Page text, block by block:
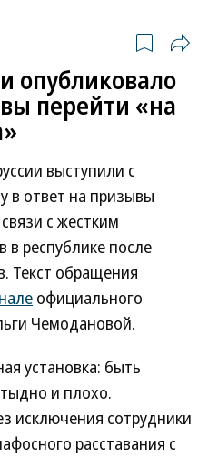
опубликовало
перейти «на
выступили с
в ответ на призывы
с жестким
в республике после
Текст обращения
официального
Чемодановой.
установка: быть
и плохо.
исключения сотрудники
расставания с